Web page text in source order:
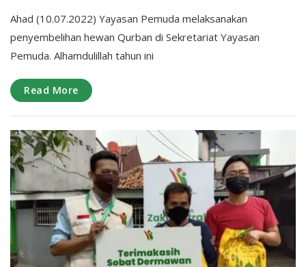
Paket
Daging
Diantarkan
Transfer
Kebahagiaan
Qurban
2022
Ahad (10.07.2022) Yayasan Pemuda melaksanakan
penyembelihan hewan Qurban di Sekretariat Yayasan
Pemuda. Alhamdulillah tahun ini
Read More